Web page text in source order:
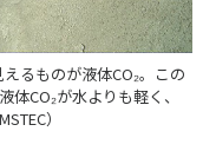
るものが液体CO₂。この
CO₂が水よりも軽く、
）